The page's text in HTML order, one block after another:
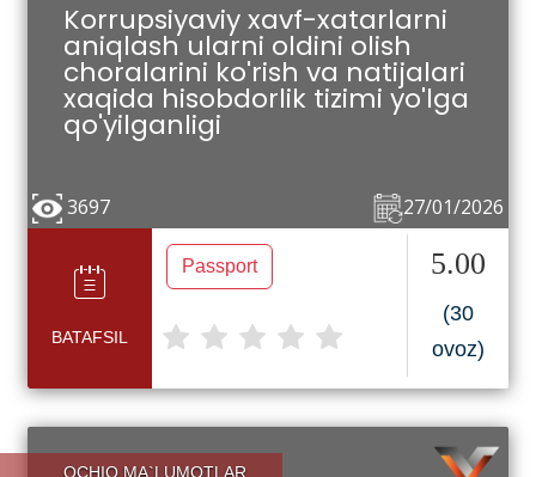
Korrupsiyaviy xavf-xatarlarni
aniqlash ularni oldini olish
choralarini ko'rish va natijalari
xaqida hisobdorlik tizimi yo'lga
qo'yilganligi
27/01/2026
3697
BATAFSIL
Passport 5.00
(30
ovoz)
OCHIQ MA`LUMOTLAR